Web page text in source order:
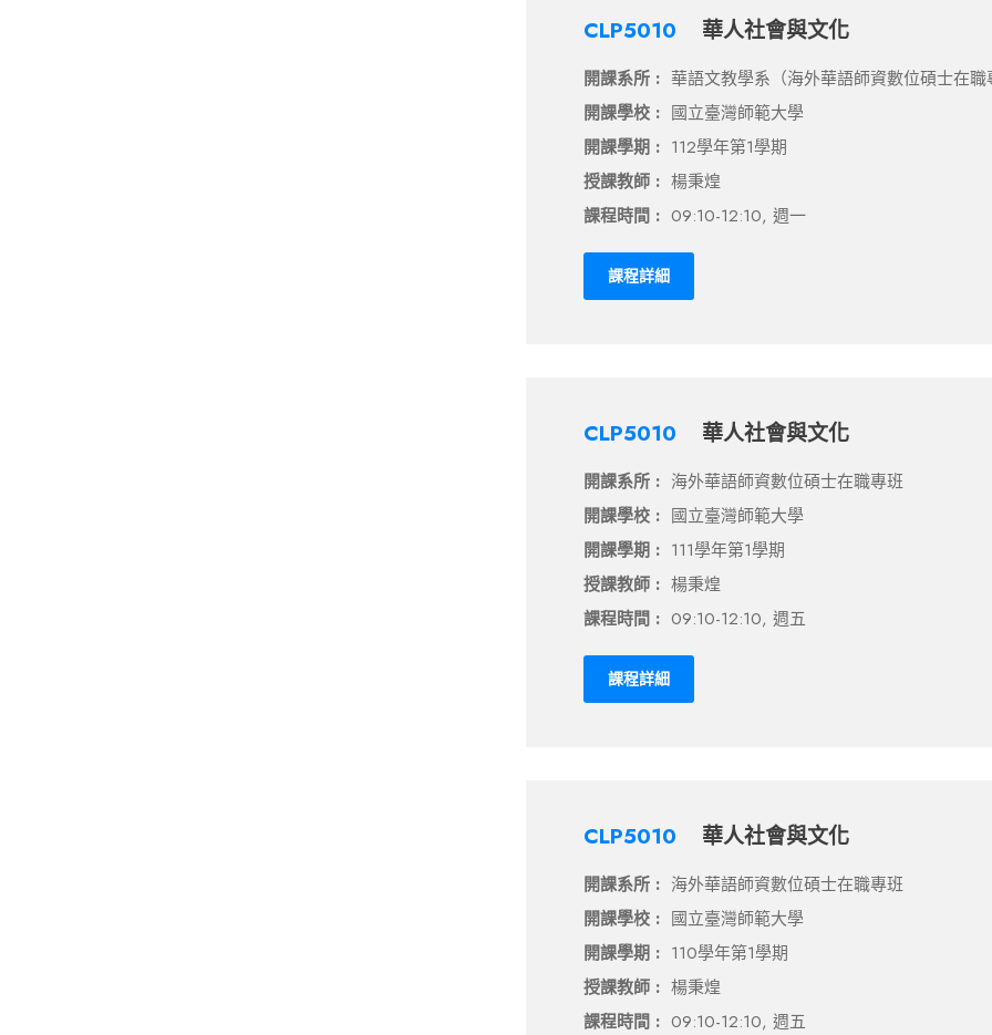
CLP5010 華人社會與文化
開課系所 : 華語文教學系（海外華語師資數位碩士在職
開課學校 : 國立臺灣師範大學
開課學期 : 112學年第1學期
授課教師 : 楊秉煌
課程時間 : 09:10-12:10, 週一
課程詳細
CLP5010 華人社會與文化
開課系所 : 海外華語師資數位碩士在職專班
開課學校 : 國立臺灣師範大學
開課學期 : 111學年第1學期
授課教師 : 楊秉煌
課程時間 : 09:10-12:10, 週五
課程詳細
CLP5010 華人社會與文化
開課系所 : 海外華語師資數位碩士在職專班
開課學校 : 國立臺灣師範大學
開課學期 : 110學年第1學期
授課教師 : 楊秉煌
課程時間 : 09:10-12:10, 週五